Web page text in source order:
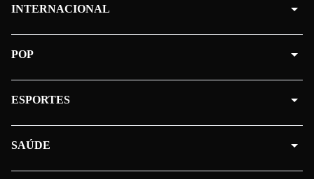
INTERNACIONAL
POP
ESPORTES
SAÚDE